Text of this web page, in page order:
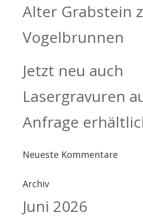
Alter Grabstein
Vogelbrunnen
Jetzt neu auch
Lasergravuren
Anfrage
Neueste Kommentare
Archiv
Juni 2026